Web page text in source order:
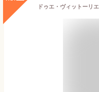
ドゥエ・ヴィットーリ